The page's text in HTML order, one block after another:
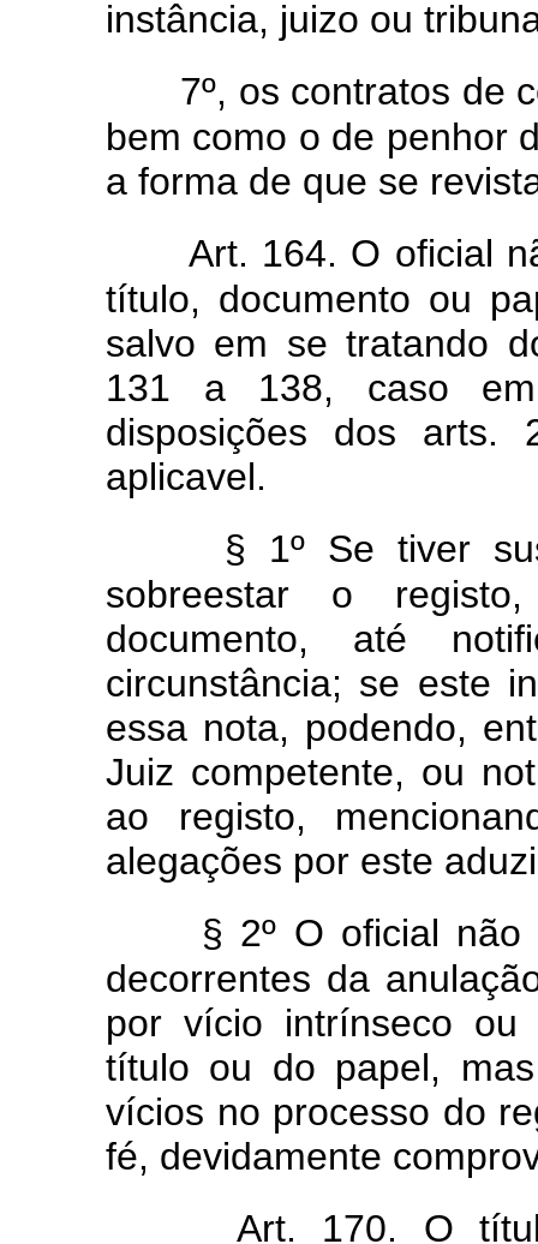
instância, juizo ou
7º, os contratos de
bem como o de penhor
a forma de que se
Art. 164. O oficial
título, documento ou
salvo em se tratando
131 a 138, caso
disposições dos
aplicavel.
§ 1º Se tiver
sobreestar o
documento, até
circunstância; se este
essa nota, podendo,
Juiz competente, ou
ao registo,
alegações por este
§ 2º O oficial não
decorrentes da
por vício intrínseco ou
título ou do papel,
vícios no processo do
fé, devidamente
Art. 170. O